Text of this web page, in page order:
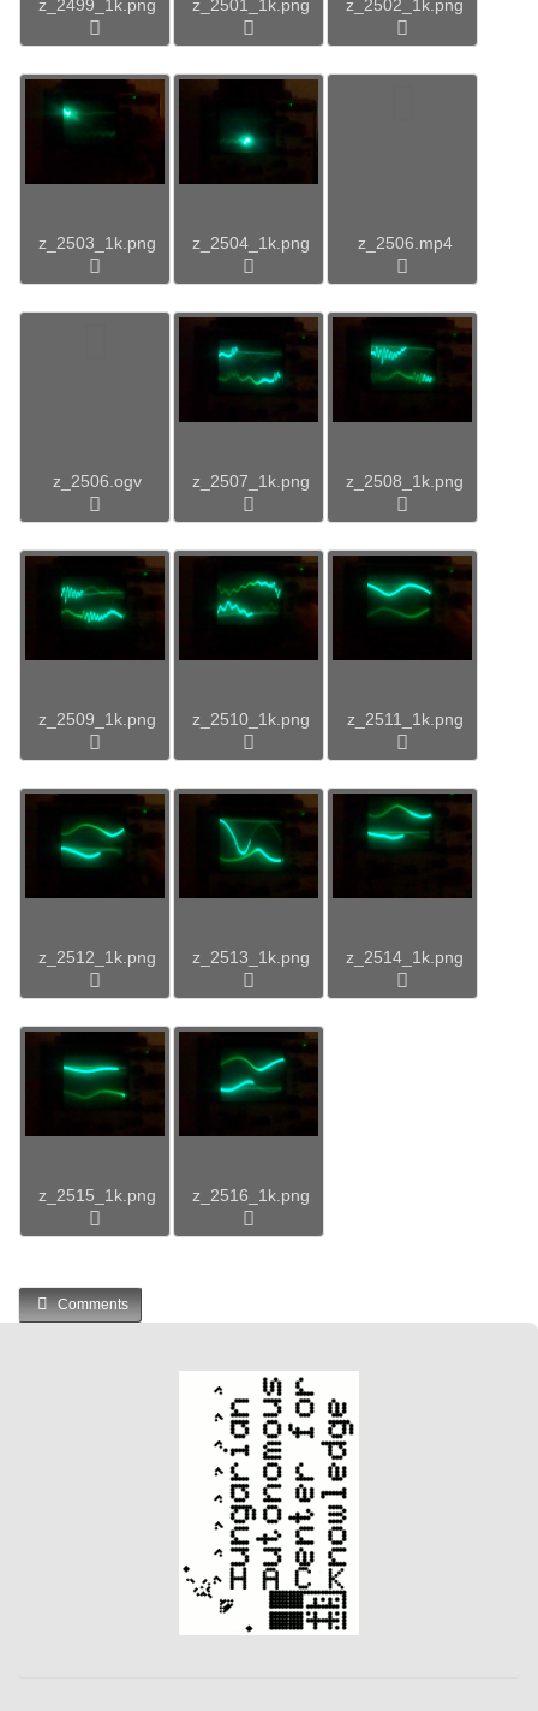
z_2499_1k.png z_2501_1k.png z_2502_1k.png
z_2503_1k.png z_2504_1k.png z_2506.mp4
z_2506.ogv z_2507_1k.png z_2508_1k.png
z_2509_1k.png z_2510_1k.png z_2511_1k.png
z_2512_1k.png z_2513_1k.png z_2514_1k.png
z_2515_1k.png z_2516_1k.png
Comments